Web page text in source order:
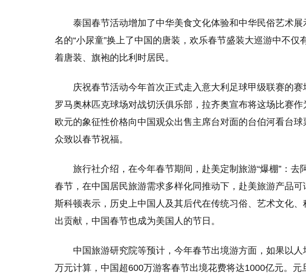
泰国春节活动增加了中华美食文化体验和中华民俗艺术
名的“小尿童”换上了中国的唐装，欢乐春节盛装大巡游中不仅
着唐装、旗袍的比利时居民。
庆祝春节活动今年首次正式走入意大利足球甲级联赛的
罗马奥林匹克球场对战切沃俱乐部，拉齐奥宣布将这场比赛作
欧元的象征性价格向中国观众出售主席台对面的台伯河看台
众致以春节祝福。
旅行社介绍，在今年春节期间，赴美定制旅游“爆棚”：
春节，在中国居民旅游需求多样化同推动下，赴美旅游产品可
斯科顿表示，历史上中国人及其后代在传统习俗、艺术文化
出贡献，中国春节也成为美国人的节日。
中国旅游研究院等预计，今年春节出境游方面，如果以
万元计算，中国超600万游客春节出境花费将达1000亿元。元